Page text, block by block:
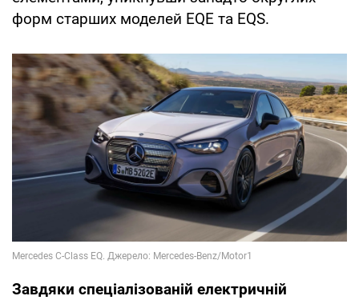
форм старших моделей EQE та EQS.
Завдяки спеціалізованій електричній